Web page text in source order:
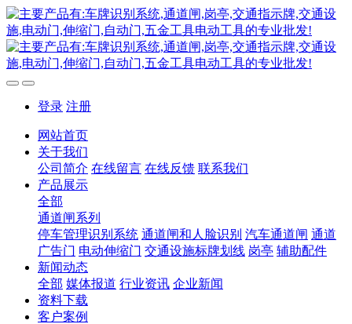
登录 注册
网站首页
关于我们
公司简介 在线留言 在线反馈 联系我们
产品展示
全部
通道闸系列
停车管理识别系统 通道闸和人脸识别 汽车通道闸 通道
广告门 电动伸缩门 交通设施标牌划线 岗亭 辅助配件
新闻动态
全部 媒体报道 行业资讯 企业新闻
资料下载
客户案例